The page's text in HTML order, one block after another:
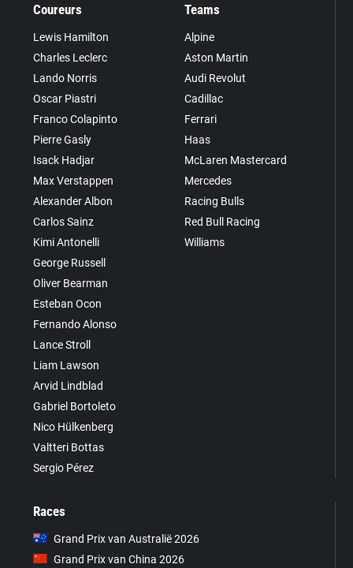
Coureurs
Lewis Hamilton
Charles Leclerc
Lando Norris
Oscar Piastri
Franco Colapinto
Pierre Gasly
Isack Hadjar
Max Verstappen
Alexander Albon
Carlos Sainz
Kimi Antonelli
George Russell
Oliver Bearman
Esteban Ocon
Fernando Alonso
Lance Stroll
Liam Lawson
Arvid Lindblad
Gabriel Bortoleto
Nico Hülkenberg
Valtteri Bottas
Sergio Pérez
Teams
Alpine
Aston Martin
Audi Revolut
Cadillac
Ferrari
Haas
McLaren Mastercard
Mercedes
Racing Bulls
Red Bull Racing
Williams
Races
Grand Prix van Australië 2026
Grand Prix van China 2026